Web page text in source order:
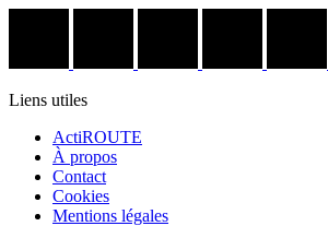
Liens utiles
ActiROUTE
À propos
Contact
Cookies
Mentions légales